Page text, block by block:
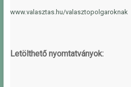
www.valasztas.hu/valasztopolgaroknak
Letölthető nyomtatványok: